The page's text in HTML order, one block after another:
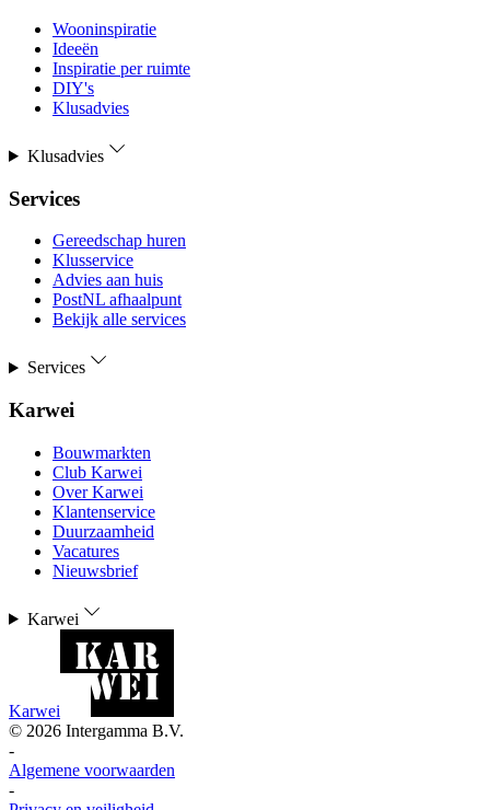
Wooninspiratie
Ideeën
Inspiratie per ruimte
DIY's
Klusadvies
Klusadvies
Services
Gereedschap huren
Klusservice
Advies aan huis
PostNL afhaalpunt
Bekijk alle services
Services
Karwei
Bouwmarkten
Club Karwei
Over Karwei
Klantenservice
Duurzaamheid
Vacatures
Nieuwsbrief
Karwei
Karwei
© 2026 Intergamma B.V.
-
Algemene voorwaarden
-